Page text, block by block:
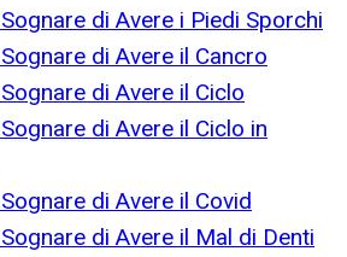
di Avere i Piedi Sporchi
di Avere il Cancro
di Avere il Ciclo
di Avere il Ciclo in
di Avere il Covid
di Avere il Mal di Denti